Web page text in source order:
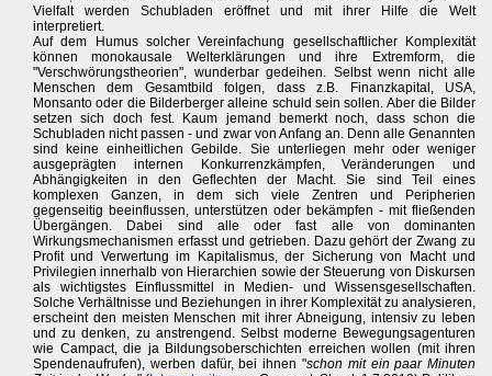
Vielfalt werden Schubladen eröffnet und mit ihrer Hilfe die Welt
interpretiert.
Auf dem Humus solcher Vereinfachung gesellschaftlicher Komplexität
können monokausale Welterklärungen und ihre Extremform, die
"Verschwörungstheorien", wunderbar gedeihen. Selbst wenn nicht alle
Menschen dem Gesamtbild folgen, dass z.B. Finanzkapital, USA,
Monsanto oder die Bilderberger alleine schuld sein sollen. Aber die Bilder
setzen sich doch fest. Kaum jemand bemerkt noch, dass schon die
Schubladen nicht passen - und zwar von Anfang an. Denn alle Genannten
sind keine einheitlichen Gebilde. Sie unterliegen mehr oder weniger
ausgeprägten internen Konkurrenzkämpfen, Veränderungen und
Abhängigkeiten in den Geflechten der Macht. Sie sind Teil eines
komplexen Ganzen, in dem sich viele Zentren und Peripherien
gegenseitig beeinflussen, unterstützen oder bekämpfen - mit fließenden
Übergängen. Dabei sind alle oder fast alle von dominanten
Wirkungsmechanismen erfasst und getrieben. Dazu gehört der Zwang zu
Profit und Verwertung im Kapitalismus, der Sicherung von Macht und
Privilegien innerhalb von Hierarchien sowie der Steuerung von Diskursen
als wichtigstes Einflussmittel in Medien- und Wissensgesellschaften.
Solche Verhältnisse und Beziehungen in ihrer Komplexität zu analysieren,
erscheint den meisten Menschen mit ihrer Abneigung, intensiv zu leben
und zu denken, zu anstrengend. Selbst moderne Bewegungsagenturen
wie Campact, die ja Bildungsoberschichten erreichen wollen (mit ihren
Spendenaufrufen), werben dafür, bei ihnen "schon mit ein paar Minuten